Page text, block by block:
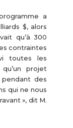
a
$, alors
qu’à 300
contraintes
toutes les
projet
des
qui ne nous
», dit M.